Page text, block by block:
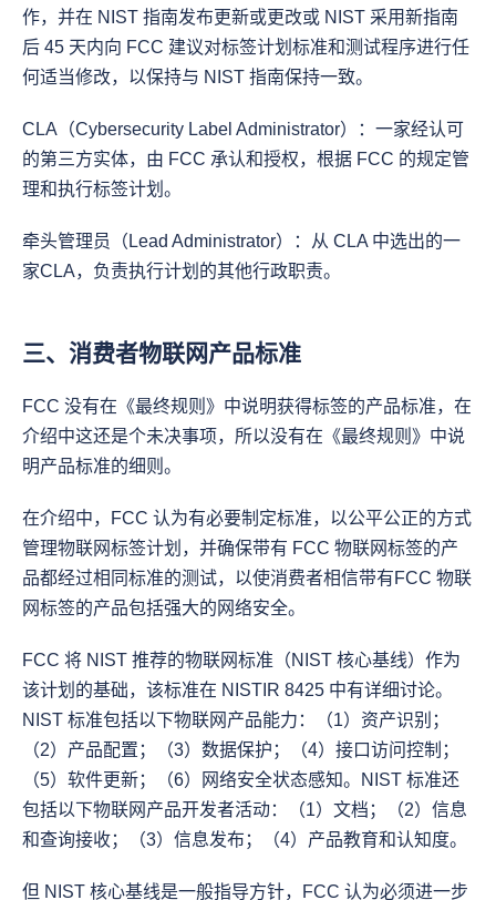
作，并在 NIST 指南发布更新或更改或 NIST 采用新指南
后 45 天内向 FCC 建议对标签计划标准和测试程序进行任
何适当修改，以保持与 NIST 指南保持一致。
CLA（Cybersecurity Label Administrator）：一家经认可
的第三方实体，由 FCC 承认和授权，根据 FCC 的规定管
理和执行标签计划。
牵头管理员（Lead Administrator）：从 CLA 中选出的一
家CLA，负责执行计划的其他行政职责。
三、消费者物联网产品标准
FCC 没有在《最终规则》中说明获得标签的产品标准，在
介绍中这还是个未决事项，所以没有在《最终规则》中说
明产品标准的细则。
在介绍中，FCC 认为有必要制定标准，以公平公正的方式
管理物联网标签计划，并确保带有 FCC 物联网标签的产
品都经过相同标准的测试，以使消费者相信带有FCC 物联
网标签的产品包括强大的网络安全。
FCC 将 NIST 推荐的物联网标准（NIST 核心基线）作为
该计划的基础，该标准在 NISTIR 8425 中有详细讨论。
NIST 标准包括以下物联网产品能力：（1）资产识别；
（2）产品配置；（3）数据保护；（4）接口访问控制；
（5）软件更新；（6）网络安全状态感知。NIST 标准还
包括以下物联网产品开发者活动：（1）文档；（2）信息
和查询接收；（3）信息发布；（4）产品教育和认知度。
但 NIST 核心基线是一般指导方针，FCC 认为必须进一步